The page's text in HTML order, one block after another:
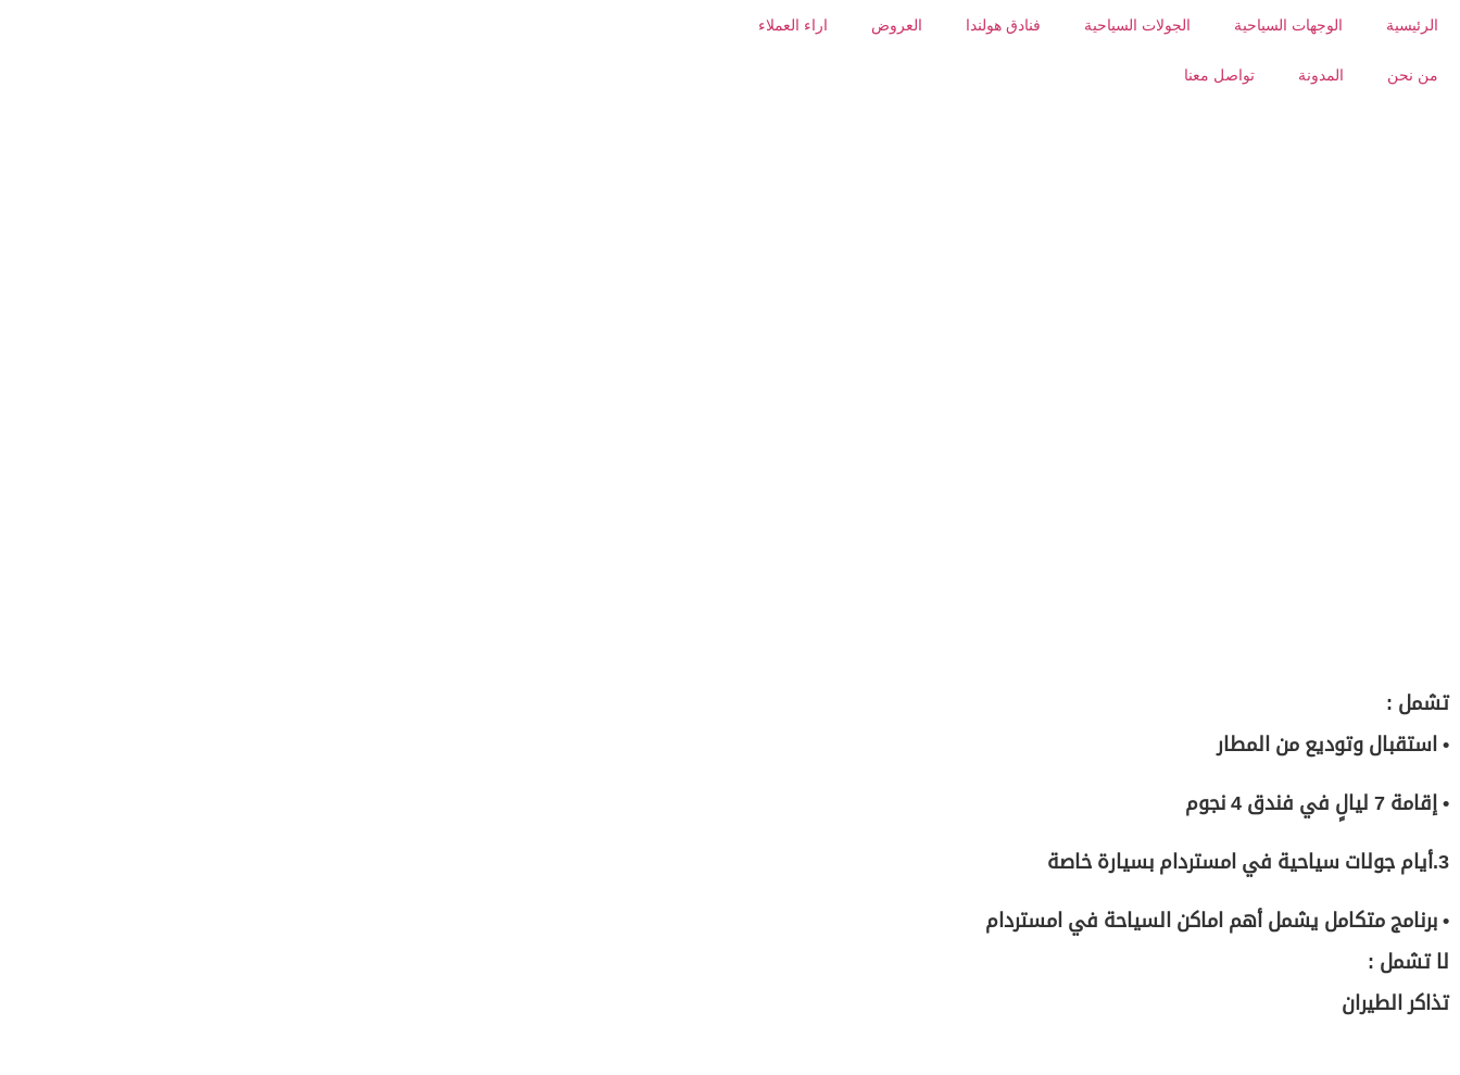
الرئيسية الوجهات السياحية الجولات السياحية فنادق هولندا العروض اراء العملاء
من نحن المدونة تواصل معنا
تشمل :
• استقبال وتوديع من المطار
• إقامة 7 ليالٍ في فندق 4 نجوم
3.أيام جولات سياحية في امستردام بسيارة خاصة
• برنامج متكامل يشمل أهم اماكن السياحة في امستردام
لا تشمل :
تذاكر الطيران